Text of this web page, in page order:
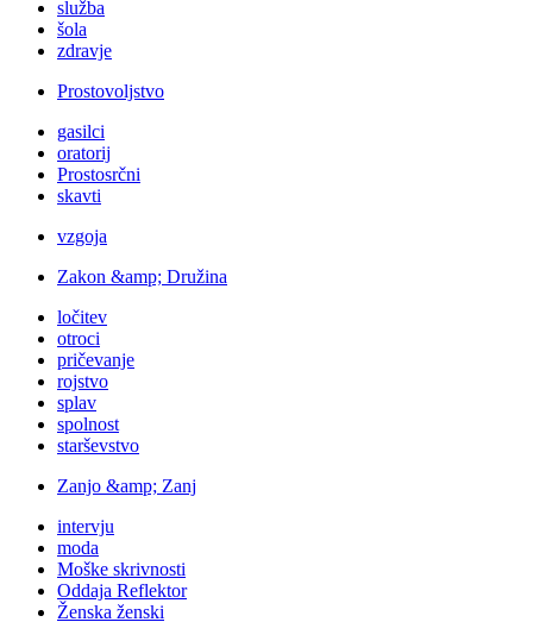
služba
šola
zdravje
Prostovoljstvo
gasilci
oratorij
Prostosrčni
skavti
vzgoja
Zakon &amp; Družina
ločitev
otroci
pričevanje
rojstvo
splav
spolnost
starševstvo
Zanjo &amp; Zanj
intervju
moda
Moške skrivnosti
Oddaja Reflektor
Ženska ženski